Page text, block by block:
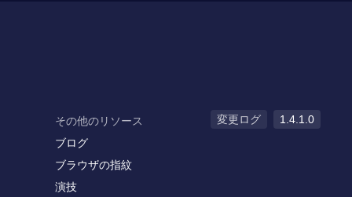
その他のリソース
ブログ
ブラウザの指紋
演技
変更ログ 1.4.1.0